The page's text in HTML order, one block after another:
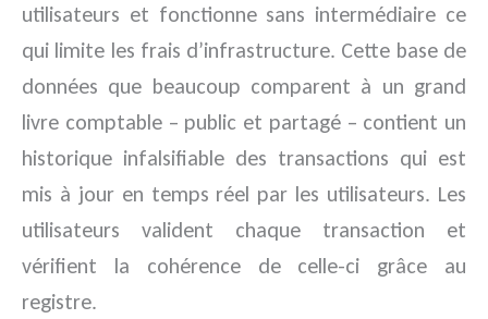
utilisateurs et fonctionne sans intermédiaire ce
qui limite les frais d’infrastructure. Cette base de
données que beaucoup comparent à un grand
livre comptable – public et partagé – contient un
historique infalsifiable des transactions qui est
mis à jour en temps réel par les utilisateurs. Les
utilisateurs valident chaque transaction et
vérifient la cohérence de celle-ci grâce au
registre.